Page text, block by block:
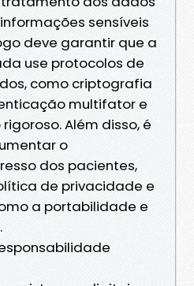
sensíveis
deve garantir que a
use protocolos de
como criptografia
multifator e
Além disso, é
o
dos pacientes,
de privacidade e
a portabilidade e